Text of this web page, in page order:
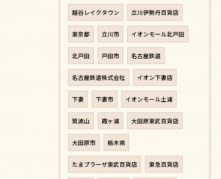
越谷レイクタウン 立川伊勢丹百貨店
東京都 立川市 イオンモール北戸田
北戸田 戸田市 名古屋鉄道
名古屋鉄道株式会社 イオン下妻店
下妻 下妻市 イオンモール土浦
筑波山 霞ヶ浦 大田原東武百貨店
大田原市 栃木県
たまプラーザ東武百貨店 東急百貨店